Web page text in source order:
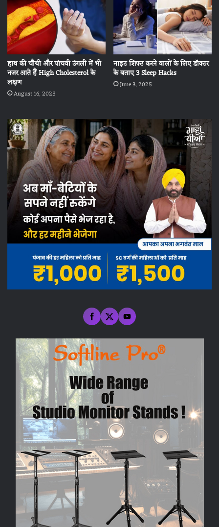
हाथ की चौथी और पांचवी उंगली में भी
नजर आते हैं High Cholesterol के
लक्षण
August 16, 2025
नाइट शिफ्ट करने वालों के लिए डॉक्टर
के बताए 3 Sleep Hacks
June 3, 2025